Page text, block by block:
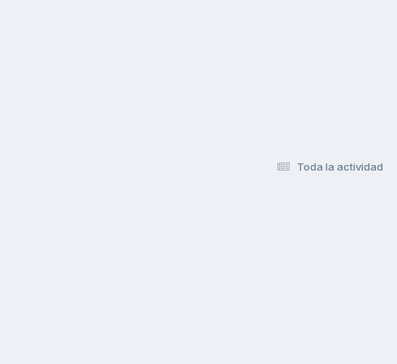
Toda la actividad